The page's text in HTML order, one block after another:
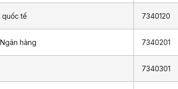
quốc tế 7340120
hàng 7340201
7340301